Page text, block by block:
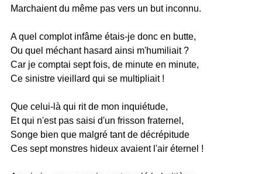
Marchaient du même pas vers un but inconnu.
A quel complot infâme étais-je donc en butte,
Ou quel méchant hasard ainsi m'humiliait ?
Car je comptai sept fois, de minute en minute,
Ce sinistre vieillard qui se multipliait !
Que celui-là qui rit de mon inquiétude,
Et qui n'est pas saisi d'un frisson fraternel,
Songe bien que malgré tant de décrépitude
Ces sept monstres hideux avaient l'air éternel !